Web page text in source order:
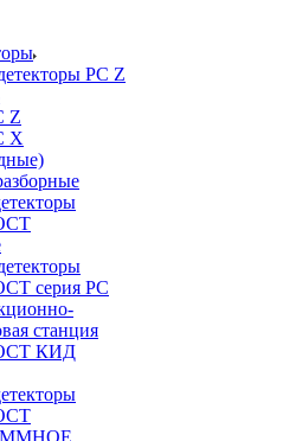
РС Z
Z
X
серия РС
станция
КИД